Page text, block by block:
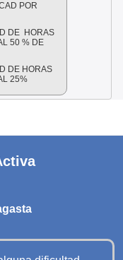
POR
DE HORAS
50 % DE
DE HORAS
25%